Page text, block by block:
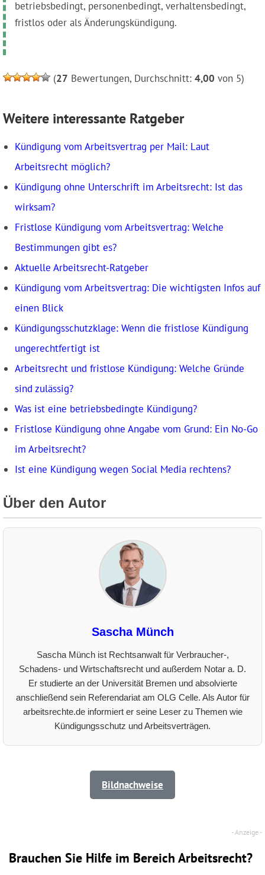
betriebsbedingt, personenbedingt, verhaltensbedingt,
fristlos oder als Änderungskündigung.
(27 Bewertungen, Durchschnitt: 4,00 von 5)
Weitere interessante Ratgeber
Kündigung vom Arbeitsvertrag per Mail: Laut
Arbeitsrecht möglich?
Kündigung ohne Unterschrift im Arbeitsrecht: Ist das
wirksam?
Fristlose Kündigung vom Arbeitsvertrag: Welche
Bestimmungen gibt es?
Aktuelle Arbeitsrecht-Ratgeber
Kündigung vom Arbeitsvertrag: Die wichtigsten Infos auf
einen Blick
Kündigungsschutzklage: Wenn die fristlose Kündigung
ungerechtfertigt ist
Arbeitsrecht und fristlose Kündigung: Welche Gründe
sind zulässig?
Was ist eine betriebsbedingte Kündigung?
Fristlose Kündigung ohne Angabe vom Grund: Ein No-Go
im Arbeitsrecht?
Ist eine Kündigung wegen Social Media rechtens?
Über den Autor
Sascha Münch
Sascha Münch ist Rechtsanwalt für Verbraucher-,
Schadens- und Wirtschaftsrecht und außerdem Notar a. D.
Er studierte an der Universität Bremen und absolvierte
anschließend sein Referendariat am OLG Celle. Als Autor für
arbeitsrechte.de informiert er seine Leser zu Themen wie
Kündigungsschutz und Arbeitsverträgen.
Bildnachweise
Brauchen Sie Hilfe im Bereich Arbeitsrecht?